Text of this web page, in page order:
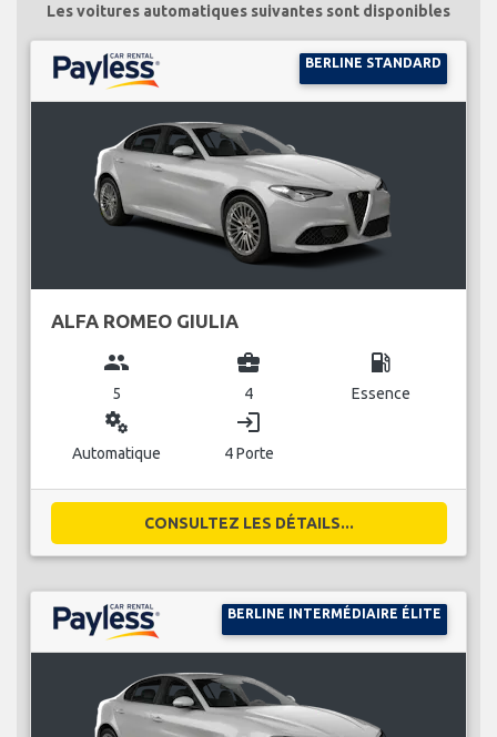
Les voitures automatiques suivantes sont disponibles
BERLINE STANDARD
ALFA ROMEO GIULIA
group
5
business_center
4
local_gas_station
Essence
miscellaneous_services
Automatique
login
4 Porte
CONSULTEZ LES DÉTAILS...
BERLINE INTERMÉDIAIRE ÉLITE